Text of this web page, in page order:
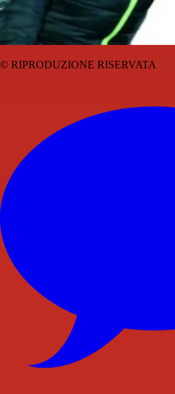
© RIPRODUZIONE RISERVATA